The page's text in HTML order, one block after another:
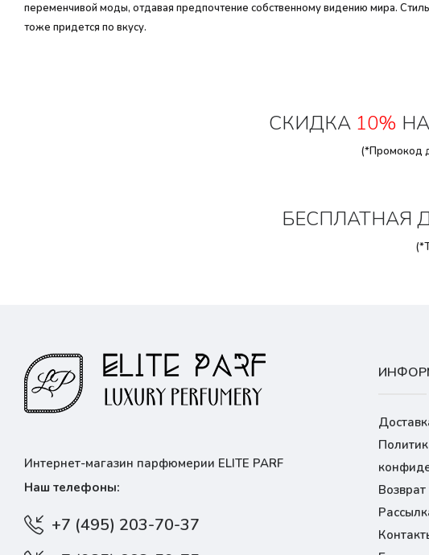
переменчивой моды, отдавая предпочтение собственному видению мира.
тоже придется по вкусу.
СКИДКА 10%
(*Промокод
БЕСПЛАТНАЯ
Интернет-магазин парфюмерии ELITE PARF
Наш телефоны:
+7 (495) 203-70-37